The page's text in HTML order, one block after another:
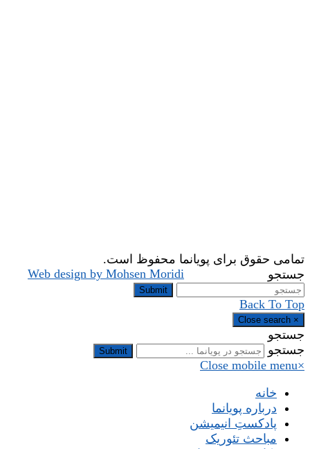
تمامی حقوق برای پویانما محفوظ است.
Web design by Mohsen Moridi
جستجو
Submit
Back To Top
×
Close search
جستجو
جستجو
Submit
×
Close mobile menu
خانه
درباره پویانما
پادکستِ انیمیشن
مباحث تئوریک